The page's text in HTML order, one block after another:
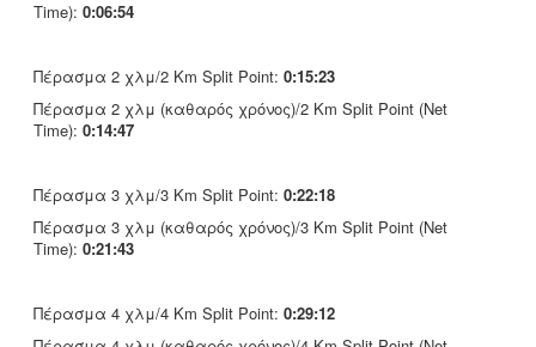
Time): 0:06:54
Πέρασμα 2 χλμ/2 Km Split Point: 0:15:23
Πέρασμα 2 χλμ (καθαρός χρόνος)/2 Km Split Point (Net
Time): 0:14:47
Πέρασμα 3 χλμ/3 Km Split Point: 0:22:18
Πέρασμα 3 χλμ (καθαρός χρόνος)/3 Km Split Point (Net
Time): 0:21:43
Πέρασμα 4 χλμ/4 Km Split Point: 0:29:12